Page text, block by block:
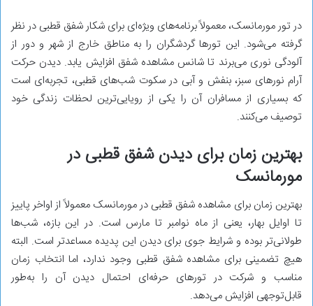
در تور مورمانسک، معمولاً برنامه‌های ویژه‌ای برای شکار شفق قطبی در نظر
گرفته می‌شود. این تورها گردشگران را به مناطق خارج از شهر و دور از
آلودگی نوری می‌برند تا شانس مشاهده شفق افزایش یابد. دیدن حرکت
آرام نورهای سبز، بنفش و آبی در سکوت شب‌های قطبی، تجربه‌ای است
که بسیاری از مسافران آن را یکی از رویایی‌ترین لحظات زندگی خود
توصیف می‌کنند.
بهترین زمان برای دیدن شفق قطبی در
مورمانسک
بهترین زمان برای مشاهده شفق قطبی در مورمانسک معمولاً از اواخر پاییز
تا اوایل بهار، یعنی از ماه نوامبر تا مارس است. در این بازه، شب‌ها
طولانی‌تر بوده و شرایط جوی برای دیدن این پدیده مساعدتر است. البته
هیچ تضمینی برای مشاهده شفق قطبی وجود ندارد، اما انتخاب زمان
مناسب و شرکت در تورهای حرفه‌ای احتمال دیدن آن را به‌طور
قابل‌توجهی افزایش می‌دهد.